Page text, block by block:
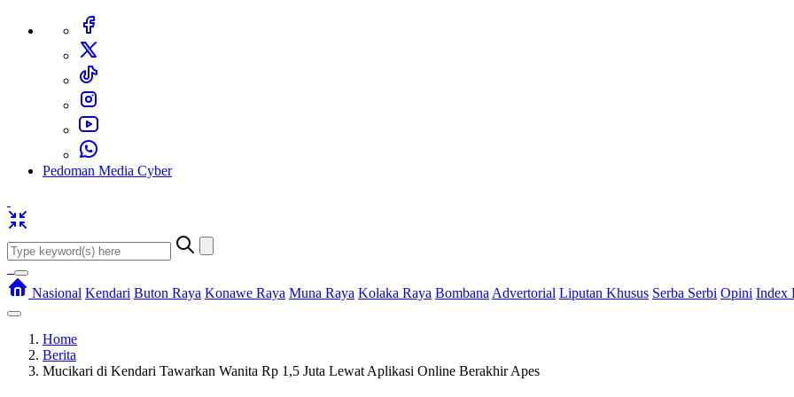
Pedoman Media Cyber
Nasional Kendari Buton Raya Konawe Raya Muna Raya Kolaka Raya Bombana Advertorial Liputan Khusus Serba Serbi Opini Index
Home
Berita
Mucikari di Kendari Tawarkan Wanita Rp 1,5 Juta Lewat Aplikasi Online Berakhir Apes